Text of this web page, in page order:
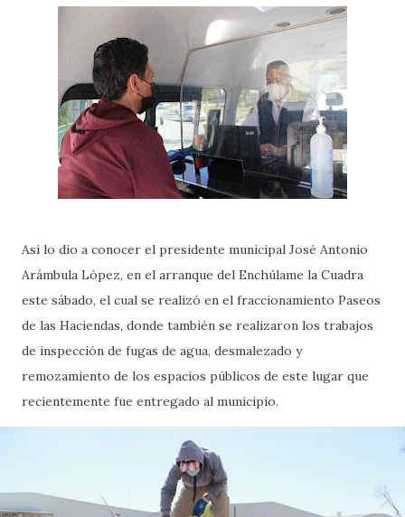
Así lo dio a conocer el presidente municipal José Antonio
Arámbula López, en el arranque del Enchúlame la Cuadra
este sábado, el cual se realizó en el fraccionamiento Paseos
de las Haciendas, donde también se realizaron los trabajos
de inspección de fugas de agua, desmalezado y
remozamiento de los espacios públicos de este lugar que
recientemente fue entregado al municipio.